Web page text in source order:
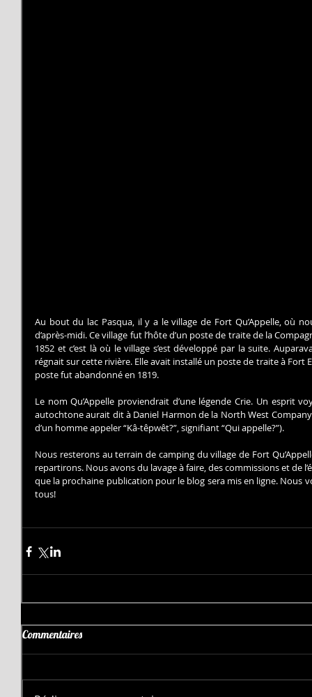
Au bout du lac Pasqua, il y a le village de Fort Qu’Appelle, où
d’après-midi. Ce village fut l’hôte d’un poste de traite de la
1852 et c’est là où le village s’est développé par la suite.
régnait sur cette rivière. Elle avait installé un poste de traite à Fort
poste fut abandonné en 1819.
Le nom Qu’Appelle proviendrait d’une légende Crie. Un esprit
autochtone aurait dit à Daniel Harmon de la North West
d’un homme appeler “Kâ-têpwêt?”, signifiant “Qui appelle?”).
Nous resterons au terrain de camping du village de Fort
repartirons. Nous avons du lavage à faire, des commissions et de
que la prochaine publication pour le blog sera mis en ligne. Nous
tous!
Commentaires